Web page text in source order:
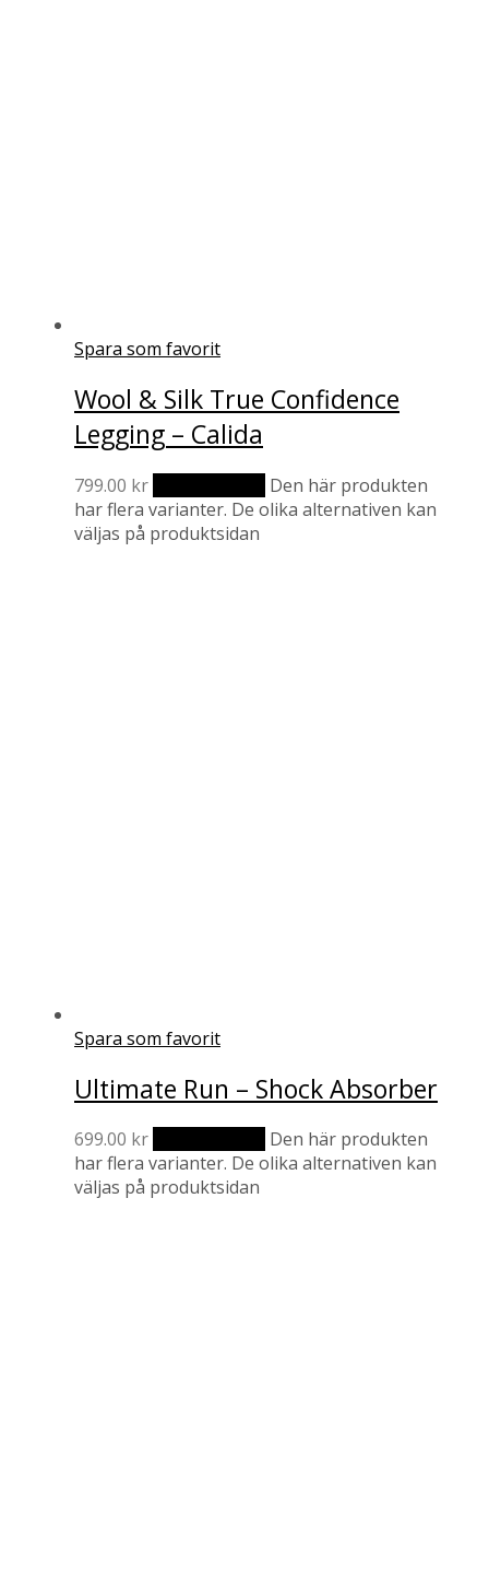
Spara som favorit
Wool & Silk True Confidence
Legging – Calida
799.00 kr
Den här produkten
har flera varianter. De olika alternativen kan
väljas på produktsidan
Spara som favorit
Ultimate Run – Shock Absorber
699.00 kr
Den här produkten
har flera varianter. De olika alternativen kan
väljas på produktsidan